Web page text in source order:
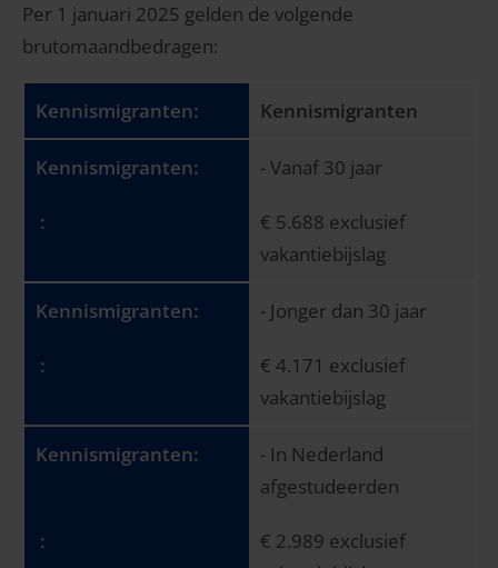
Per 1 januari 2025 gelden de volgende
brutomaandbedragen:
Kennismigranten
- Vanaf 30 jaar
€ 5.688 exclusief
vakantiebijslag
- Jonger dan 30 jaar
€ 4.171 exclusief
vakantiebijslag
- In Nederland
afgestudeerden
€ 2.989 exclusief